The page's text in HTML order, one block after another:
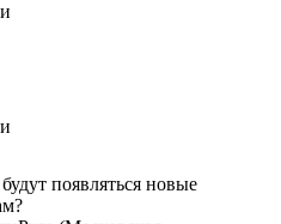
появляться новые